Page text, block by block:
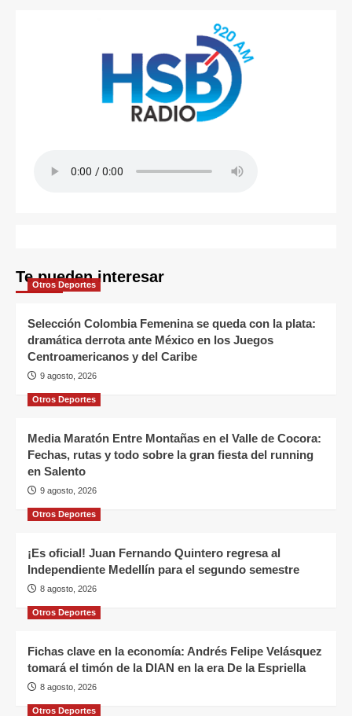
Te pueden interesar
Otros Deportes
Selección Colombia Femenina se queda con la plata:
dramática derrota ante México en los Juegos
Centroamericanos y del Caribe
9 agosto, 2026
Otros Deportes
Media Maratón Entre Montañas en el Valle de Cocora:
Fechas, rutas y todo sobre la gran fiesta del running
en Salento
9 agosto, 2026
Otros Deportes
¡Es oficial! Juan Fernando Quintero regresa al
Independiente Medellín para el segundo semestre
8 agosto, 2026
Otros Deportes
Fichas clave en la economía: Andrés Felipe Velásquez
tomará el timón de la DIAN en la era De la Espriella
8 agosto, 2026
Otros Deportes